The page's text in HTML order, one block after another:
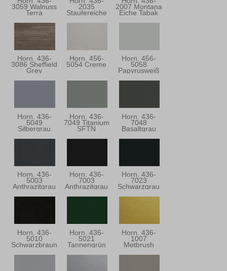
3059 Walnuss
Terra
2035
Staufereiche
2007 Montana
Eiche Tabak
Horn. 436-
3086 Sheffield
Grey
Horn. 456-
5054 Creme
Horn. 456-
5058
Papyrusweiß
Horn. 436-
5049
Silbergrau
Horn. 436-
7049 Titanium
SFTN
Horn. 436-
7048
Basaltgrau
Horn. 436-
5003
Anthrazitgrau
Horn. 436-
7003
Anthrazitgrau
Horn. 436-
7023
Schwarzgrau
Horn. 436-
5010
Schwarzbraun
Horn. 436-
5021
Tannengrün
Horn. 436-
1007
Metbrush